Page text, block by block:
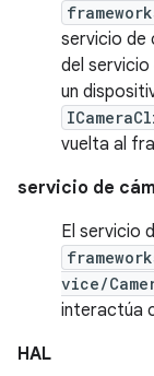
servicio de
del
un
vuelta al
servicio de
El servicio
vice/
interactúa
HAL